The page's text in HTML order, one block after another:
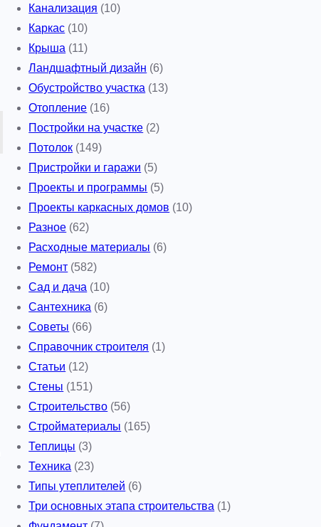
Канализация (10)
Каркас (10)
Крыша (11)
Ландшафтный дизайн (6)
Обустройство участка (13)
Отопление (16)
Постройки на участке (2)
Потолок (149)
Пристройки и гаражи (5)
Проекты и программы (5)
Проекты каркасных домов (10)
Разное (62)
Расходные материалы (6)
Ремонт (582)
Сад и дача (10)
Сантехника (6)
Советы (66)
Справочник строителя (1)
Статьи (12)
Стены (151)
Строительство (56)
Стройматериалы (165)
Теплицы (3)
Техника (23)
Типы утеплителей (6)
Три основных этапа строительства (1)